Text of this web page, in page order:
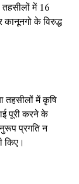
में 16
के विरुद्ध
तहसीलों में कृषि
पूरी करने के
प्रगति न
किए।